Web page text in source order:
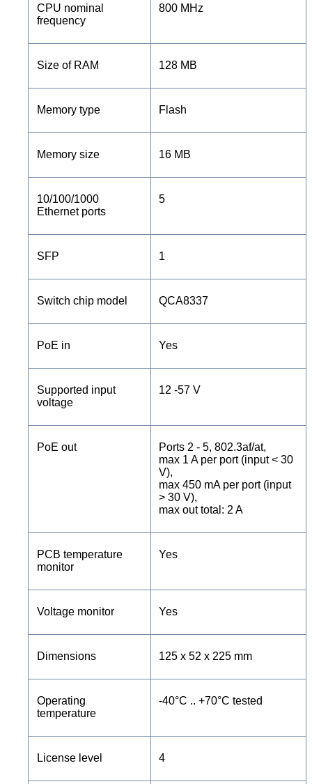
CPU nominal
frequency
800 MHz
Size of RAM 128 MB
Memory type Flash
Memory size 16 MB
10/100/1000
Ethernet ports
5
SFP 1
Switch chip model QCA8337
PoE in Yes
Supported input
voltage
12 -57 V
PoE out
Ports 2 - 5, 802.3af/at,
max 1 A per port (input < 30
V),
max 450 mA per port (input
> 30 V),
max out total: 2 A
PCB temperature
monitor
Yes
Voltage monitor Yes
Dimensions 125 x 52 x 225 mm
Operating
temperature
-40°C .. +70°C tested
License level 4